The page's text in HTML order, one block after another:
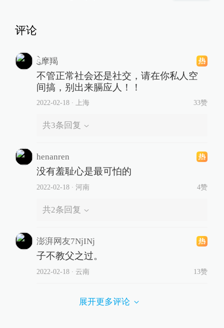
评论
ེུ摩羯
不管正常社会还是社交，请在你私人空
间搞，别出来膈应人！！
2022-02-18∙ 上海 33赞
共3条回复
henanren
没有羞耻心是最可怕的
2022-02-18∙ 河南 4赞
共2条回复
澎湃网友7NjINj
子不教父之过。
2022-02-18∙ 云南 13赞
展开更多评论